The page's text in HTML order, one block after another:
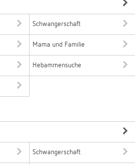
Schwangerschaft
Mama und Familie
Hebammensuche
Schwangerschaft